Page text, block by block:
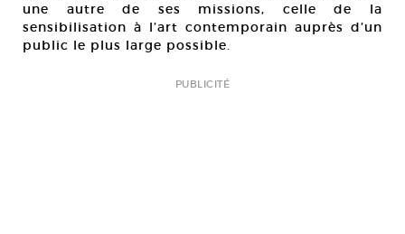
une autre de ses missions, celle de la
sensibilisation à l’art contemporain auprès d’un
public le plus large possible.
PUBLICITÉ